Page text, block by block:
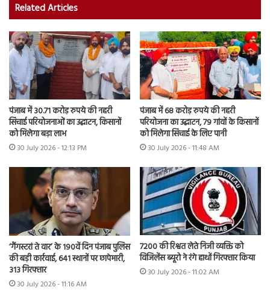
Related Articles
पंजाब में 30.71 करोड़ रुपये की नहरी
सिंचाई परियोजनाओं का उद्घाटन, किसानों
को मिलेगा बड़ा लाभ
30 July 2026 - 12:13 PM
पंजाब में 68 करोड़ रुपये की नहरी
परियोजना का उद्घाटन, 79 गांवों के किसानों
को मिलेगा सिंचाई के लिए पानी
30 July 2026 - 11:48 AM
‘गैंगस्टरां ते वार’ के 190वें दिन पंजाब पुलिस
की बड़ी कार्रवाई, 641 स्थानों पर छापेमारी,
313 गिरफ्तार
30 July 2026 - 11:16 AM
7200 की रिश्वत लेते निजी व्यक्ति को
विजिलेंस ब्यूरो ने रंगे हाथों गिरफ्तार किया
30 July 2026 - 11:02 AM